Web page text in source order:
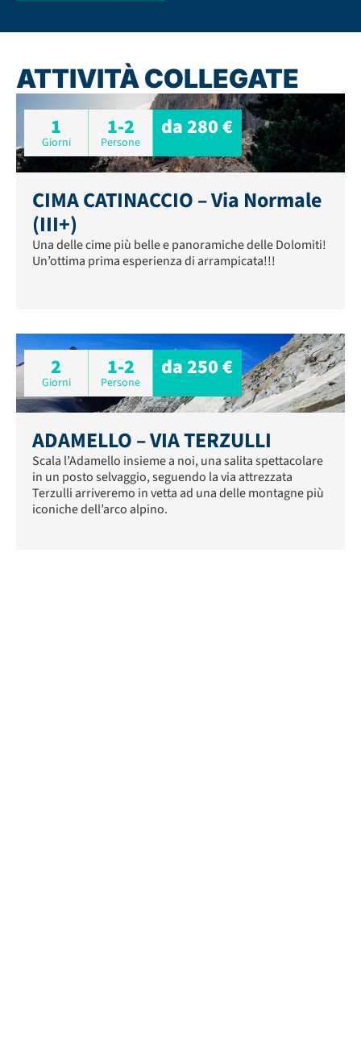
ATTIVITÀ COLLEGATE
1
Giorni
1-2
Persone
da 280 €
CIMA CATINACCIO – Via Normale
(III+)
Una delle cime più belle e panoramiche delle Dolomiti!
Un’ottima prima esperienza di arrampicata!!!
2
Giorni
1-2
Persone
da 250 €
ADAMELLO – VIA TERZULLI
Scala l’Adamello insieme a noi, una salita spettacolare
in un posto selvaggio, seguendo la via attrezzata
Terzulli arriveremo in vetta ad una delle montagne più
iconiche dell’arco alpino.